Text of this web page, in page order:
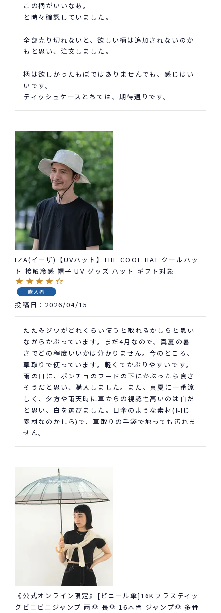
この柄がいいなあ。
と時々確認していました。
全部売り切れないと、欲しい柄は追加されないのか
もと思い、注文しました。
柄は欲しかったもぼではありませんでも、感じはい
いです。
ティッシュケースとちては、期待通りです。
IZA(イーザ)【UVハット】THE COOL HAT クールハッ
ト 接触冷感 帽子 UV グッズ ハット ギフト対象
購入者
投稿日 2026/04/15
たたみジワがどれくらい使うと取れるかしらと思い
ながらかぶっています。まだ4月なので、真夏の暑
さでどの程度いいかは分かりません。今のところ、
草取りで使っています。軽くてかぶりやすいです。
雨の日に、ポンチョのフードの下にかぶったら良さ
そうだと思い、購入しました。また、真夏に一番涼
しく、夕方や雨天時に車からの視認性高いのは白だ
と思い、白を選びました。日傘のような素材(同じ
素材なのかしら)で、草取りの手袋で触っても汚れま
せん。
《公式オンライン限定》[ビニール傘]16Kプラスティッ
クビニビニジャンプ 雨傘 長傘 16本骨 ジャンプ傘 多骨